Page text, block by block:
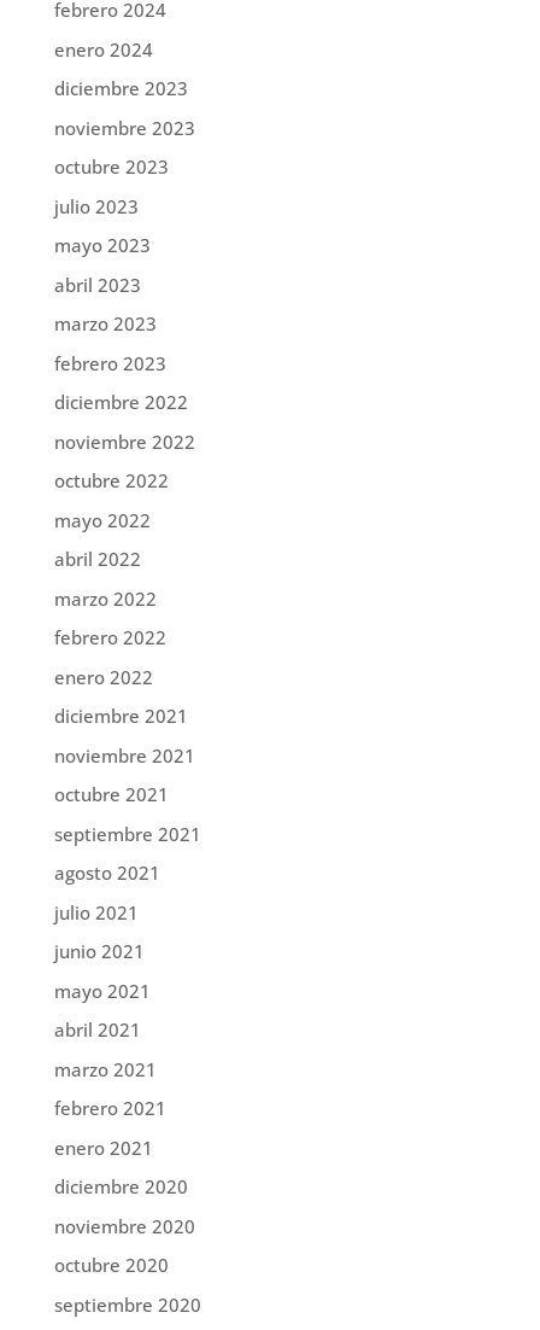
febrero 2024
enero 2024
diciembre 2023
noviembre 2023
octubre 2023
julio 2023
mayo 2023
abril 2023
marzo 2023
febrero 2023
diciembre 2022
noviembre 2022
octubre 2022
mayo 2022
abril 2022
marzo 2022
febrero 2022
enero 2022
diciembre 2021
noviembre 2021
octubre 2021
septiembre 2021
agosto 2021
julio 2021
junio 2021
mayo 2021
abril 2021
marzo 2021
febrero 2021
enero 2021
diciembre 2020
noviembre 2020
octubre 2020
septiembre 2020